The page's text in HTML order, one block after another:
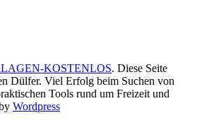
KOSTENLOS. Diese Seite
Dülfer. Viel Erfolg beim Suchen von
Tools rund um Freizeit und
Wordpress